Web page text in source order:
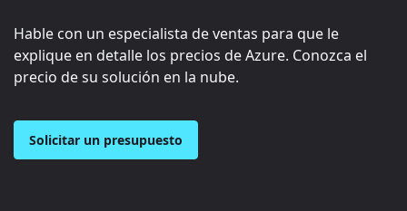
Hable con un especialista de ventas para que le
explique en detalle los precios de Azure. Conozca el
precio de su solución en la nube.
Solicitar un presupuesto